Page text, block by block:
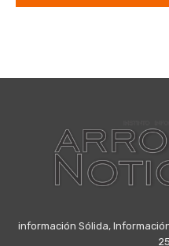
información Sólida,